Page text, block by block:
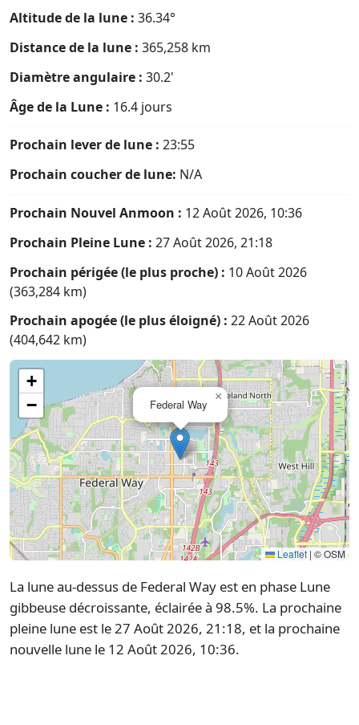
Altitude de la lune : 36.34°
Distance de la lune : 365,258 km
Diamètre angulaire : 30.2'
Âge de la Lune : 16.4 jours
Prochain lever de lune : 23:55
Prochain coucher de lune: N/A
Prochain Nouvel Anmoon : 12 Août 2026, 10:36
Prochain Pleine Lune : 27 Août 2026, 21:18
Prochain périgée (le plus proche) : 10 Août 2026
(363,284 km)
Prochain apogée (le plus éloigné) : 22 Août 2026
(404,642 km)
Federal Way
×
+
−
Leaflet | © OSM
La lune au-dessus de Federal Way est en phase Lune
gibbeuse décroissante, éclairée à 98.5%. La prochaine
pleine lune est le 27 Août 2026, 21:18, et la prochaine
nouvelle lune le 12 Août 2026, 10:36.